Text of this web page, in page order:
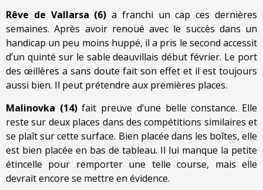
Rêve de Vallarsa (6) a franchi un cap ces dernières
semaines. Après avoir renoué avec le succès dans un
handicap un peu moins huppé, il a pris le second accessit
d’un quinté sur le sable deauvillais début février. Le port
des œillères a sans doute fait son effet et il est toujours
aussi bien. Il peut prétendre aux premières places.
Malinovka (14)fait preuve d’une belle constance. Elle
reste sur deux places dans des compétitions similaires et
se plaît sur cette surface. Bien placée dans les boîtes, elle
est bien placée en bas de tableau. Il lui manque la petite
étincelle pour remporter une telle course, mais elle
devrait encore se mettre en évidence.